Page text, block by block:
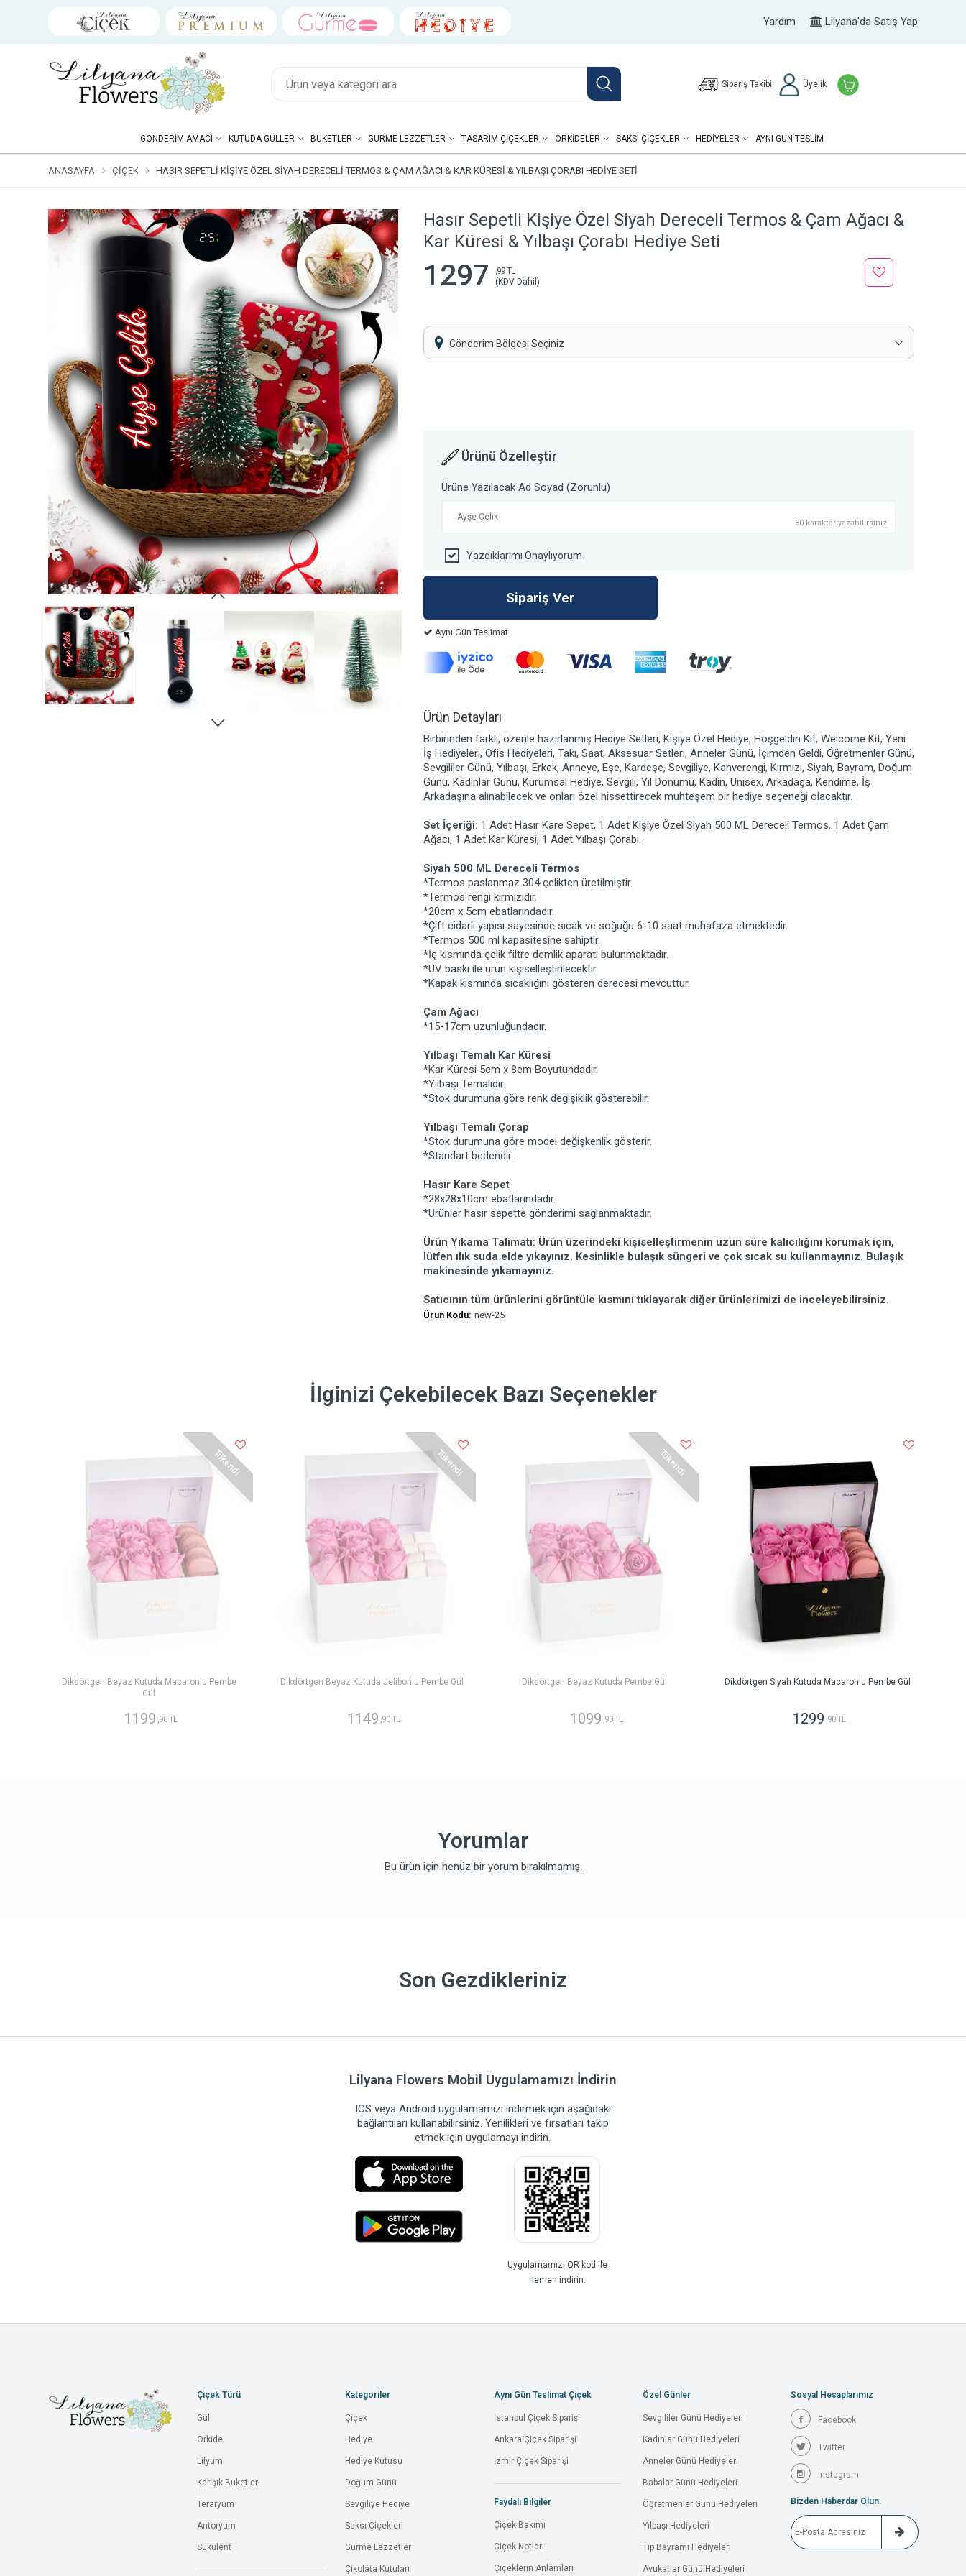
Yardım Lilyana'da Satış Yap
Sipariş Takibi Üyelik
GÖNDERIM AMACI KUTUDA GÜLLER BUKETLER GURME LEZZETLER TASARIM ÇIÇEKLER ORKIDELER SAKSI ÇIÇEKLER HEDIYELER AYNI GÜN TESLİM
ANASAYFA ÇIÇEK HASIR SEPETLI KIŞIYE ÖZEL SIYAH DERECELI TERMOS & ÇAM AĞACI & KAR KÜRESI & YILBAŞI ÇORABI HEDIYE SETI
Hasır Sepetli Kişiye Özel Siyah Dereceli Termos & Çam Ağacı &
Kar Küresi & Yılbaşı Çorabı Hediye Seti
1297
,99 TL
(KDV Dahil)
Gönderim Bölgesi Seçiniz
Ürünü Özelleştir
Ürüne Yazılacak Ad Soyad (Zorunlu)
30 karakter yazabilirsiniz.
Yazdıklarımı Onaylıyorum
Aynı Gün Teslimat
Ürün Detayları
Birbirinden farklı, özenle hazırlanmış Hediye Setleri, Kişiye Özel Hediye, Hoşgeldin Kit, Welcome Kit, Yeni
İş Hediyeleri, Ofis Hediyeleri, Takı, Saat, Aksesuar Setleri, Anneler Günü, İçimden Geldi, Öğretmenler Günü,
Sevgililer Günü, Yılbaşı, Erkek, Anneye, Eşe, Kardeşe, Sevgiliye, Kahverengi, Kırmızı, Siyah, Bayram, Doğum
Günü, Kadınlar Günü, Kurumsal Hediye, Sevgili, Yıl Dönümü, Kadın, Unisex, Arkadaşa, Kendime, İş
Arkadaşına alınabilecek ve onları özel hissettirecek muhteşem bir hediye seçeneği olacaktır.
Set İçeriği: 1 Adet Hasır Kare Sepet, 1 Adet Kişiye Özel Siyah 500 ML Dereceli Termos, 1 Adet Çam
Ağacı, 1 Adet Kar Küresi, 1 Adet Yılbaşı Çorabı.
Siyah 500 ML Dereceli Termos
*Termos paslanmaz 304 çelikten üretilmiştir.
*Termos rengi kırmızıdır.
*20cm x 5cm ebatlarındadır.
*Çift cidarlı yapısı sayesinde sıcak ve soğuğu 6-10 saat muhafaza etmektedir.
*Termos 500 ml kapasitesine sahiptir.
*İç kısmında çelik filtre demlik aparatı bulunmaktadır.
*UV baskı ile ürün kişiselleştirilecektir.
*Kapak kısmında sıcaklığını gösteren derecesi mevcuttur.
Çam Ağacı
*15-17cm uzunluğundadır.
Yılbaşı Temalı Kar Küresi
*Kar Küresi 5cm x 8cm Boyutundadır.
*Yılbaşı Temalıdır.
*Stok durumuna göre renk değişiklik gösterebilir.
Yılbaşı Temalı Çorap
*Stok durumuna göre model değişkenlik gösterir.
*Standart bedendir.
Hasır Kare Sepet
*28x28x10cm ebatlarındadır.
*Ürünler hasır sepette gönderimi sağlanmaktadır.
Ürün Yıkama Talimatı: Ürün üzerindeki kişiselleştirmenin uzun süre kalıcılığını korumak için,
lütfen ılık suda elde yıkayınız. Kesinlikle bulaşık süngeri ve çok sıcak su kullanmayınız. Bulaşık
makinesinde yıkamayınız.
Satıcının tüm ürünlerini görüntüle kısmını tıklayarak diğer ürünlerimizi de inceleyebilirsiniz.
Ürün Kodu: new-25
İlginizi Çekebilecek Bazı Seçenekler
Tükendi
Dikdörtgen Beyaz Kutuda Macaronlu Pembe
Gül
1199 ,90 TL
Tükendi
Dikdörtgen Beyaz Kutuda Jelibonlu Pembe Gül
1149 ,90 TL
Tükendi
Dikdörtgen Beyaz Kutuda Pembe Gül
1099 ,90 TL
Dikdörtgen Siyah Kutuda Macaronlu Pembe Gül
1299 ,90 TL
Yorumlar
Bu ürün için henüz bir yorum bırakılmamış.
Son Gezdikleriniz
Lilyana Flowers Mobil Uygulamamızı İndirin
IOS veya Android uygulamamızı indirmek için aşağıdaki
bağlantıları kullanabilirsiniz. Yenilikleri ve fırsatları takip
etmek için uygulamayı indirin.
Uygulamamızı QR kod ile
hemen indirin.
Çiçek Türü
Gül
Orkide
Lilyum
Karışık Buketler
Teraryum
Antoryum
Sukulent
Kategoriler
Çiçek
Hediye
Hediye Kutusu
Doğum Günü
Sevgiliye Hediye
Saksı Çiçekleri
Gurme Lezzetler
Çikolata Kutuları
Aynı Gün Teslimat Çiçek
İstanbul Çiçek Siparişi
Ankara Çiçek Siparişi
İzmir Çiçek Siparişi
Faydalı Bilgiler
Çiçek Bakımı
Çiçek Notları
Çiçeklerin Anlamları
Özel Günler
Sevgililer Günü Hediyeleri
Kadınlar Günü Hediyeleri
Anneler Günü Hediyeleri
Babalar Günü Hediyeleri
Öğretmenler Günü Hediyeleri
Yılbaşı Hediyeleri
Tıp Bayramı Hediyeleri
Avukatlar Günü Hediyeleri
Sosyal Hesaplarımız
Facebook
Twitter
Instagram
Bizden Haberdar Olun.